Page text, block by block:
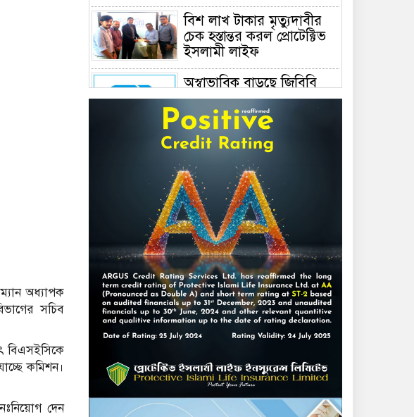
অধ্যাপক
সচিব
বিএসইসিকে
কমিশন।
দেন
বিশ লাখ টাকার মৃত্যুদাবীর
চেক হস্তান্তর করল প্রোটেক্টিভ
ইসলামী লাইফ
অস্বাভাবিক বাড়ছে জিবিবি
পাওয়ারের শেয়ার দর,
ডিএসইর সতর্কবার্তা